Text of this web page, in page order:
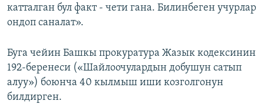
катталган бул факт - чети гана. Билинбеген учурлар
ондоп саналат».
Буга чейин Башкы прокуратура Жазык кодексинин
192-беренеси («Шайлоочулардын добушун сатып
алуу») боюнча 40 кылмыш иши козголгонун
билдирген.